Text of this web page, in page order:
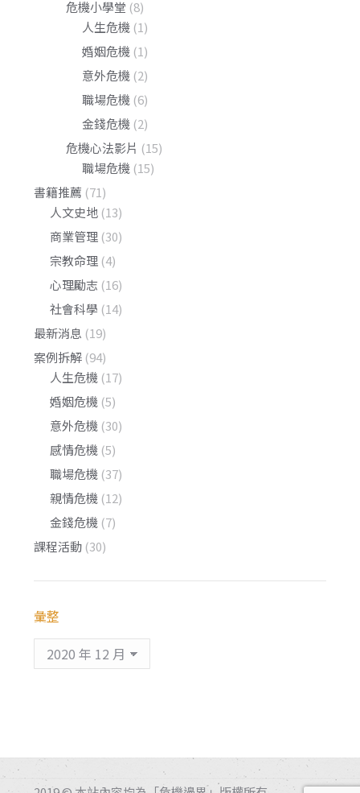
危機小學堂 (8)
人生危機 (1)
婚姻危機 (1)
意外危機 (2)
職場危機 (6)
金錢危機 (2)
危機心法影片 (15)
職場危機 (15)
書籍推薦 (71)
人文史地 (13)
商業管理 (30)
宗教命理 (4)
心理勵志 (16)
社會科學 (14)
最新消息 (19)
案例拆解 (94)
人生危機 (17)
婚姻危機 (5)
意外危機 (30)
感情危機 (5)
職場危機 (37)
親情危機 (12)
金錢危機 (7)
課程活動 (30)
彙整
整